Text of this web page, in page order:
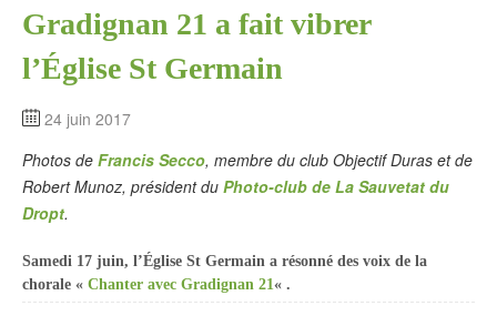
Gradignan 21 a fait vibrer
l’Église St Germain
24 juin 2017
Photos de Francis Secco, membre du club Objectif Duras et de
Robert Munoz, président du Photo-club de La Sauvetat du
Dropt.
Samedi 17 juin, l’Église St Germain a résonné des voix de la
chorale « Chanter avec Gradignan 21« .